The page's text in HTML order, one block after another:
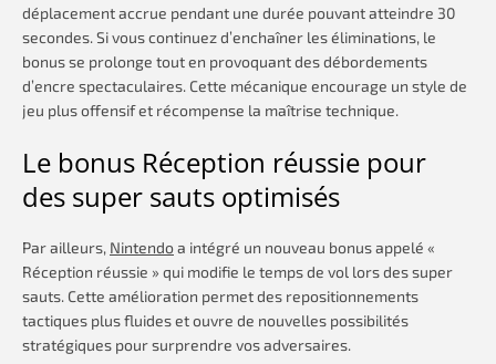
déplacement accrue pendant une durée pouvant atteindre 30
secondes. Si vous continuez d’enchaîner les éliminations, le
bonus se prolonge tout en provoquant des débordements
d’encre spectaculaires. Cette mécanique encourage un style de
jeu plus offensif et récompense la maîtrise technique.
Le bonus Réception réussie pour
des super sauts optimisés
Par ailleurs, Nintendoa intégré un nouveau bonus appelé «
Réception réussie » qui modifie le temps de vol lors des super
sauts. Cette amélioration permet des repositionnements
tactiques plus fluides et ouvre de nouvelles possibilités
stratégiques pour surprendre vos adversaires.